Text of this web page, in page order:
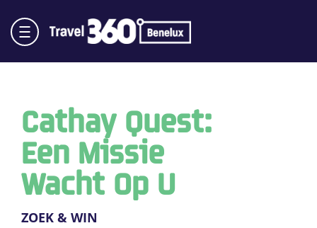
Cathay Quest:
Een Missie
Wacht Op U
ZOEK & WIN